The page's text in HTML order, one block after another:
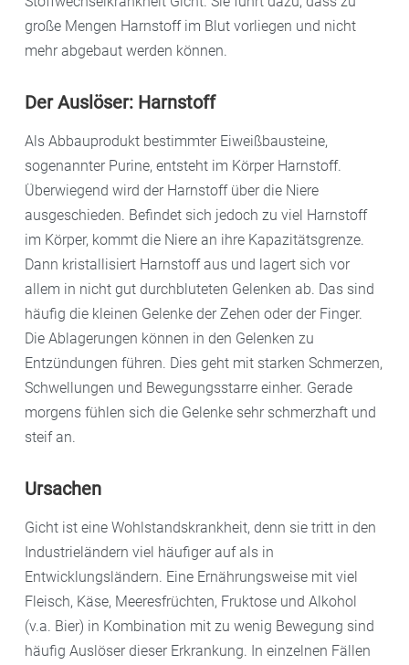
große Mengen Harnstoff im Blut vorliegen und nicht
mehr abgebaut werden können.
Der Auslöser: Harnstoff
Als Abbauprodukt bestimmter Eiweißbausteine,
sogenannter Purine, entsteht im Körper Harnstoff.
Überwiegend wird der Harnstoff über die Niere
ausgeschieden. Befindet sich jedoch zu viel Harnstoff
im Körper, kommt die Niere an ihre Kapazitätsgrenze.
Dann kristallisiert Harnstoff aus und lagert sich vor
allem in nicht gut durchbluteten Gelenken ab. Das sind
häufig die kleinen Gelenke der Zehen oder der Finger.
Die Ablagerungen können in den Gelenken zu
Entzündungen führen. Dies geht mit starken Schmerzen,
Schwellungen und Bewegungsstarre einher. Gerade
morgens fühlen sich die Gelenke sehr schmerzhaft und
steif an.
Ursachen
Gicht ist eine Wohlstandskrankheit, denn sie tritt in den
Industrieländern viel häufiger auf als in
Entwicklungsländern. Eine Ernährungsweise mit viel
Fleisch, Käse, Meeresfrüchten, Fruktose und Alkohol
(v.a. Bier) in Kombination mit zu wenig Bewegung sind
häufig Auslöser dieser Erkrankung. In einzelnen Fällen